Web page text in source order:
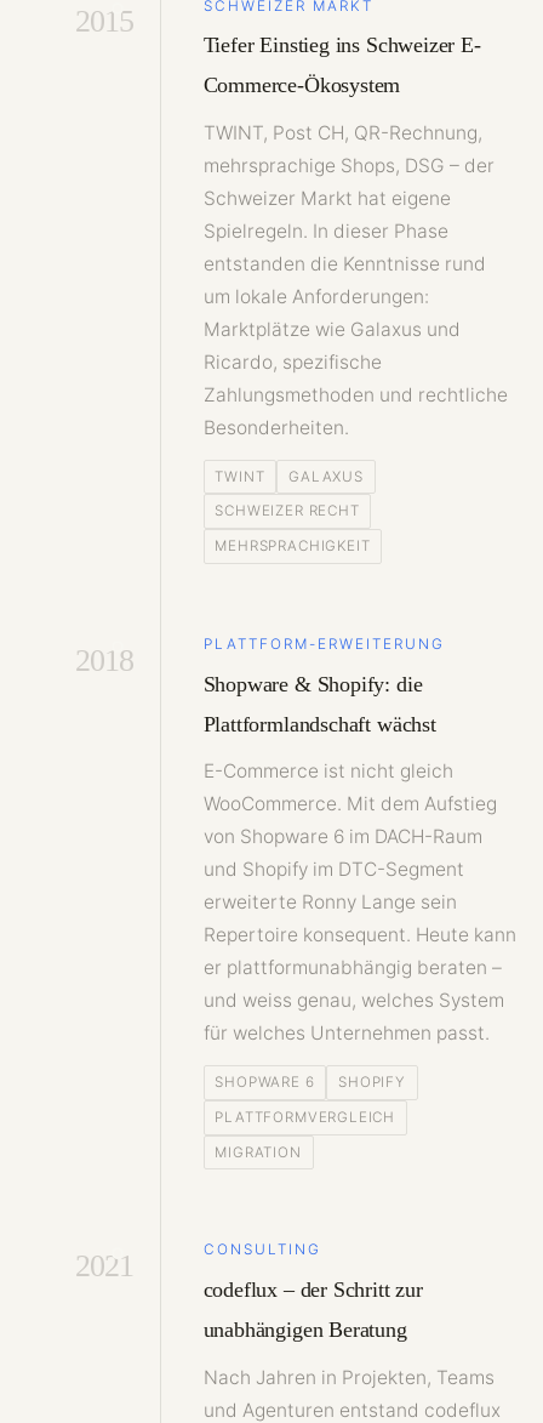
2015 SCHWEIZER MARKT
Tiefer Einstieg ins Schweizer E-
Commerce-Ökosystem
TWINT, Post CH, QR-Rechnung,
mehrsprachige Shops, DSG – der
Schweizer Markt hat eigene
Spielregeln. In dieser Phase
entstanden die Kenntnisse rund
um lokale Anforderungen:
Marktplätze wie Galaxus und
Ricardo, spezifische
Zahlungsmethoden und rechtliche
Besonderheiten.
TWINT GALAXUS
SCHWEIZER RECHT
MEHRSPRACHIGKEIT
2018 PLATTFORM-ERWEITERUNG
Shopware & Shopify: die
Plattformlandschaft wächst
E-Commerce ist nicht gleich
WooCommerce. Mit dem Aufstieg
von Shopware 6 im DACH-Raum
und Shopify im DTC-Segment
erweiterte Ronny Lange sein
Repertoire konsequent. Heute kann
er plattformunabhängig beraten –
und weiss genau, welches System
für welches Unternehmen passt.
SHOPWARE 6 SHOPIFY
PLATTFORMVERGLEICH
MIGRATION
2021 CONSULTING
codeflux – der Schritt zur
unabhängigen Beratung
Nach Jahren in Projekten, Teams
und Agenturen entstand codeflux